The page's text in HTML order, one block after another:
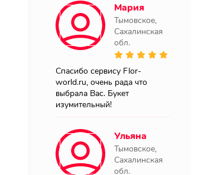
Мария
Тымовское,
Сахалинская
обл.
Спасибо сервису Flor-
world.ru, очень рада что
выбрала Вас. Букет
изумительный!
Ульяна
Тымовское,
Сахалинская
обл.